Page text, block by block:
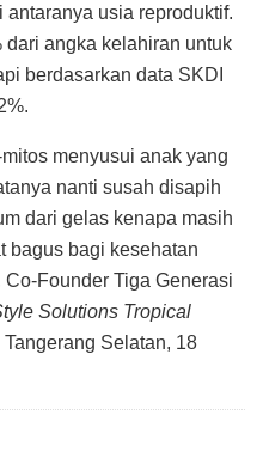
usia reproduktif.
dari angka kelahiran untuk
berdasarkan data SKDI
menyusui anak yang
nanti susah disapih
dari gelas kenapa masih
bagus bagi kesehatan
Co-Founder Tiga Generasi
Solutions Tropical
Selatan, 18